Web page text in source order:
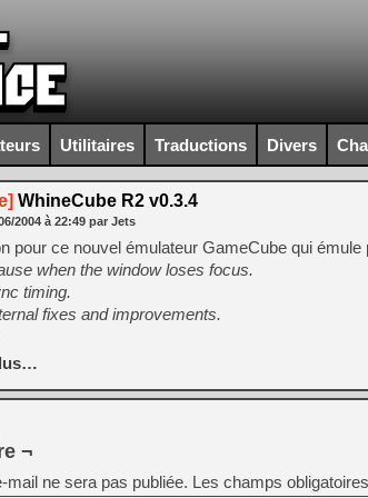
Utilitaires Traductions Divers
WhineCube R2 v0.3.4
2004 à 22:49 par Jets
pour ce nouvel émulateur GameCube qui émule
when the window loses focus.
timing.
fixes and improvements.
¬
mail ne sera pas publiée. Les champs